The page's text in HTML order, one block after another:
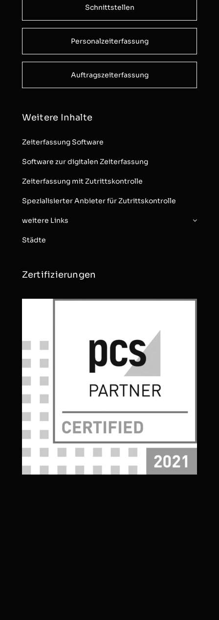
Schnittstellen
Personalzeiterfassung
Auftragszeiterfassung
Weitere Inhalte
Zeiterfassung Software
Software zur digitalen Zeiterfassung
Zeiterfassung mit Zutrittskontrolle
Spezialisierter Anbieter für Zutrittskontrolle
weitere Links
Städte
Zertifizierungen